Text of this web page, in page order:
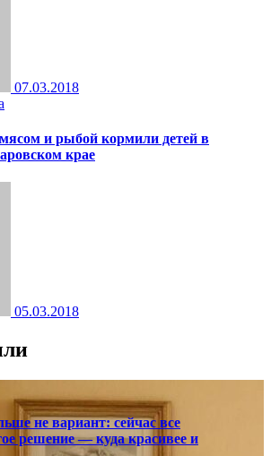
07.03.2018
и рыбой кормили детей в
крае
05.03.2018
не вариант: сейчас все
решение — куда красивее и